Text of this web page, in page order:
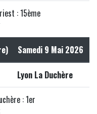
: 15ème
Samedi 9 Mai 2026
Lyon La Duchère
: 1er